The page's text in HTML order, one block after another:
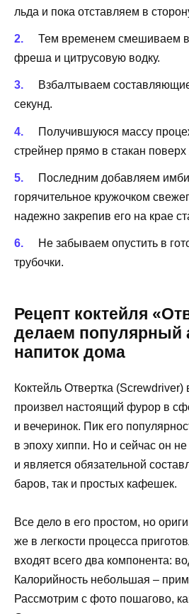
льда и пока отставляем в
Тем временем смешиваем
фреша и цитрусовую водку.
Взбалтываем
секунд.
Получившуюся массу
стрейнер прямо в стакан поверх
Последним добавляем
горячительное кружочком
надежно закрепив его на крае
Не забываем опустить в
трубочки.
Рецепт коктейля
делаем популярный
напиток дома
Коктейль Отвертка (Screwdriver)
произвел настоящий фурор в
и вечеринок. Пик его
в эпоху хиппи. Но и сейчас он
и является обязательной
баров, так и простых кафешек.
Все дело в его простом, но
же в легкости процесса
входят всего два компонента:
Калорийность небольшая –
Рассмотрим с фото пошагово,